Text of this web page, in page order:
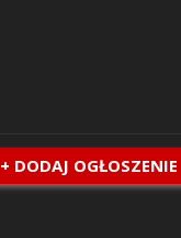
+ DODAJ OGŁOSZENIE